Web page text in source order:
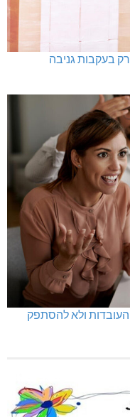
בעקבות גניבה
העובדות ולא להסתפק